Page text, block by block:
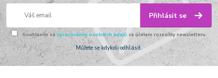
Přihlásit se
Souhlasím se zpracováním osobních údajů za účelem rozesílky newsletteru.
Můžete se kdykoli odhlásit.